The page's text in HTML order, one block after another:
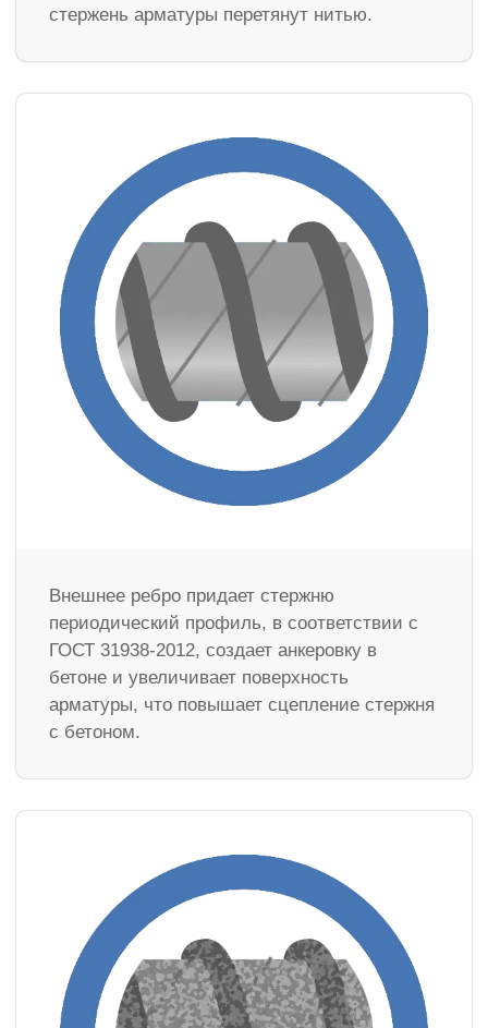
стержень арматуры перетянут нитью.
Внешнее ребро придает стержню
периодический профиль, в соответствии с
ГОСТ 31938-2012, создает анкеровку в
бетоне и увеличивает поверхность
арматуры, что повышает сцепление стержня
с бетоном.